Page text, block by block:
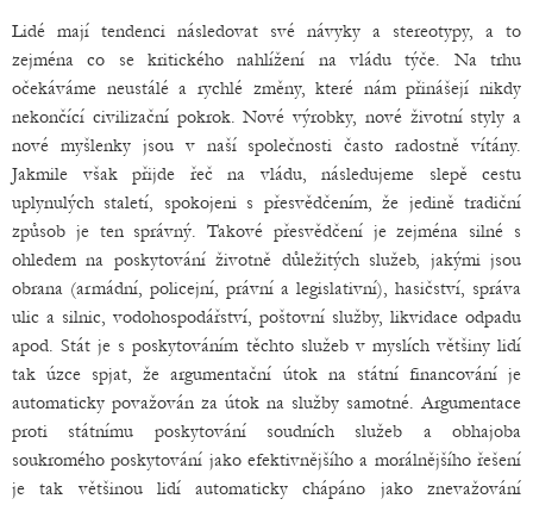
Lidé mají tendenci následovat své návyky a stereotypy, a to
zejména co se kritického nahlížení na vládu týče. Na trhu
očekáváme neustálé a rychlé změny, které nám přinášejí nikdy
nekončící civilizační pokrok. Nové výrobky, nové životní styly a
nové myšlenky jsou v naší společnosti často radostně vítány.
Jakmile však přijde řeč na vládu, následujeme slepě cestu
uplynulých staletí, spokojeni s přesvědčením, že jedině tradiční
způsob je ten správný. Takové přesvědčení je zejména silné s
ohledem na poskytování životně důležitých služeb, jakými jsou
obrana (armádní, policejní, právní a legislativní), hasičství, správa
ulic a silnic, vodohospodářství, poštovní služby, likvidace odpadu
apod. Stát je s poskytováním těchto služeb v myslích většiny lidí
tak úzce spjat, že argumentační útok na státní financování je
automaticky považován za útok na služby samotné. Argumentace
proti státnímu poskytování soudních služeb a obhajoba
soukromého poskytování jako efektivnějšího a morálnějšího řešení
je tak většinou lidí automaticky chápáno jako znevažování